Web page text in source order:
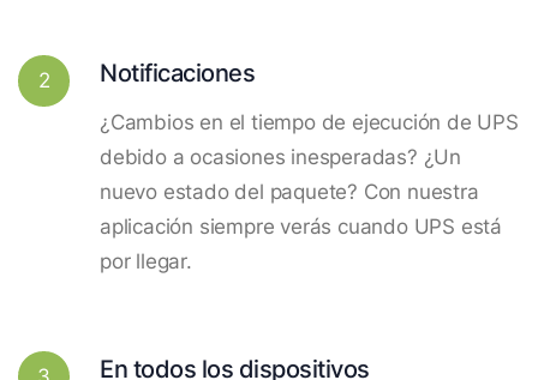
2 Notificaciones
¿Cambios en el tiempo de ejecución de UPS
debido a ocasiones inesperadas? ¿Un
nuevo estado del paquete? Con nuestra
aplicación siempre verás cuando UPS está
por llegar.
En todos los dispositivos